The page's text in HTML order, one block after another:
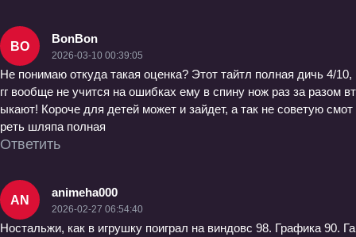
BO
BonBon
2026-03-10 00:39:05
Не понимаю откуда такая оценка? Этот тайтл полная дичь 4/10,
гг вообще не учится на ошибках ему в спину нож раз за разом вт
ыкают! Короче для детей может и зайдет, а так не советую смот
реть шляпа полная
Ответить
AN
animeha000
2026-02-27 06:54:40
Ностальжи, как в игрушку поиграл на виндовс 98. Графика 90. Га